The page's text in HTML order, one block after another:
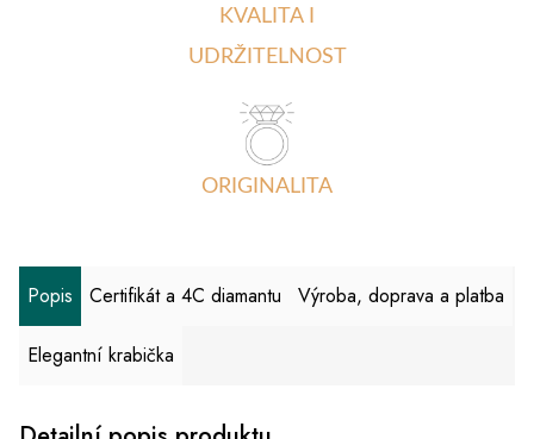
KVALITA I
UDRŽITELNOST
ORIGINALITA
Popis Certifikát a 4C diamantu Výroba, doprava a platba
Elegantní krabička